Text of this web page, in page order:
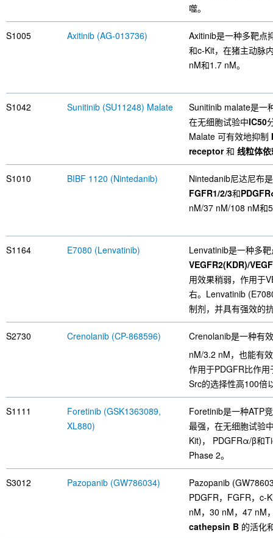
噬。
S1005 Axitinib (AG-013736)
Axitinib是一种多靶点
和c-Kit，在猪主动脉
nM和1.7 nM。
S1042 Sunitinib (SU11248) Malate
Sunitinib malate是一
在无细胞试验中IC50
Malate 可有效地抑制
receptor和 线粒体
S1010 BIBF 1120 (Nintedanib)
Nintedanib尼达尼布
FGFR1/2/3和
nM/37 nM/108 nM和
S1164 E7080 (Lenvatinib)
Lenvatinib是一种多
VEGFR2(KDR)/
用效果稍弱，作用于
右。Lenvatinib
制剂，并具有强效的
S2730 Crenolanib (CP-868596)
Crenolanib是一种有
nM/3.2 nM，也能有
作用于PDGFR比作
Src的选择性高100倍
S1111
Foretinib (GSK1363089,
XL880)
Foretinib是一种ATP
最强，在无细胞试验
Kit)， PDGFRα/β和
Phase 2。
S3012 Pazopanib (GW786034)
Pazopanib
PDGFR，FGFR，c-
nM，30 nM，47 nM
cathepsin B 的活化